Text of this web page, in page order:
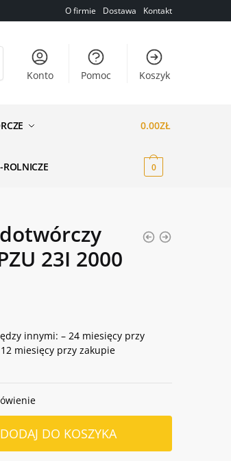
O firmie Dostawa Kontakt
Konto
Pomoc Koszyk
0.00ZŁ
0
23I 2000
innymi: – 24 miesięcy przy
miesięcy przy zakupie
DODAJ DO KOSZYKA